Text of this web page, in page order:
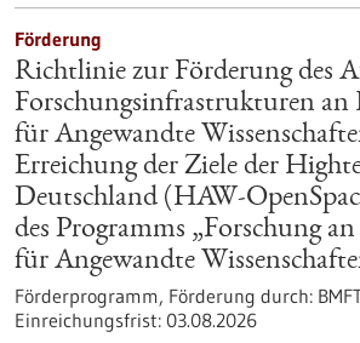
Förderung
Richtlinie zur Förderung des
Forschungsinfrastrukturen an
für Angewandte
Erreichung der Ziele der
Deutschland (HAW-
des Programms „Forschung
für Angewandte
Förderprogramm, Förderung durch:
Einreichungsfrist: 03.08.2026